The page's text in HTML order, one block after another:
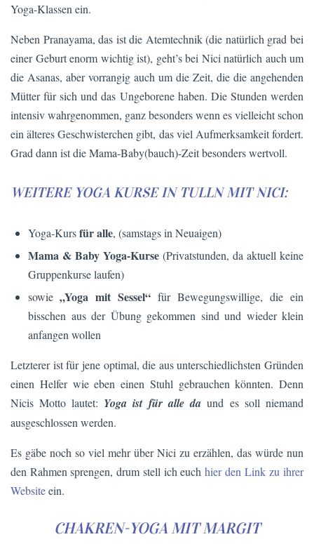
Yoga-Klassen ein.
Neben Pranayama, das ist die Atemtechnik (die natürlich grad bei
einer Geburt enorm wichtig ist), geht’s bei Nici natürlich auch um
die Asanas, aber vorrangig auch um die Zeit, die die angehenden
Mütter für sich und das Ungeborene haben. Die Stunden werden
intensiv wahrgenommen, ganz besonders wenn es vielleicht schon
ein älteres Geschwisterchen gibt, das viel Aufmerksamkeit fordert.
Grad dann ist die Mama-Baby(bauch)-Zeit besonders wertvoll.
WEITERE YOGA KURSE IN TULLN MIT NICI:
Yoga-Kursfür alle, (samstags in Neuaigen)
Mama & Baby Yoga-Kurse (Privatstunden, da aktuell keine
Gruppenkurse laufen)
sowie „Yoga mit Sessel“ für Bewegungswillige, die ein
bisschen aus der Übung gekommen sind und wieder klein
anfangen wollen
Letzterer ist für jene optimal, die aus unterschiedlichsten Gründen
einen Helfer wie eben einen Stuhl gebrauchen könnten. Denn
Nicis Motto lautet: Yoga ist für alle da und es soll niemand
ausgeschlossen werden.
Es gäbe noch so viel mehr über Nici zu erzählen, das würde nun
den Rahmen sprengen, drum stell ich euch hier den Link zu ihrer
Websiteein.
CHAKREN-YOGA MIT MARGIT